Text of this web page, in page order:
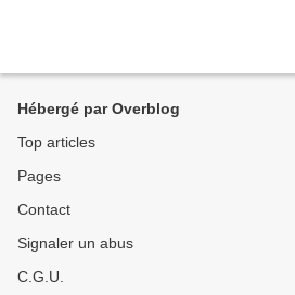
Hébergé par Overblog
Top articles
Pages
Contact
Signaler un abus
C.G.U.